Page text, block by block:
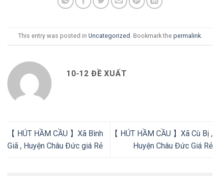
This entry was posted in Uncategorized . Bookmark the permalink.
10-12 ĐỀ XUẤT
【 HÚT HẦM CẦU 】Xã Bình
Giã , Huyện Châu Đức giá Rẻ
【 HÚT HẦM CẦU 】Xã Cù Bị ,
Huyện Châu Đức Giá Rẻ